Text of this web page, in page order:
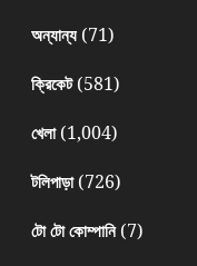
অন্যান্য(71)
ক্রিকেট(581)
খেলা(1,004)
টলিপাড়া(726)
টো টো কোম্পানি(7)